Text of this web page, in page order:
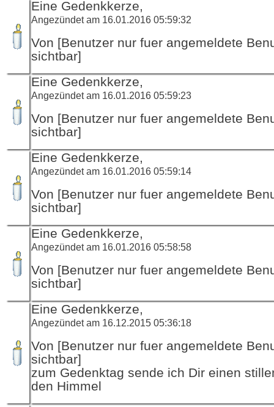
Eine Gedenkkerze,
Angezündet am 16.01.2016 05:59:32
Von [Benutzer nur fuer angemeldete
sichtbar]
Eine Gedenkkerze,
Angezündet am 16.01.2016 05:59:23
Von [Benutzer nur fuer angemeldete
sichtbar]
Eine Gedenkkerze,
Angezündet am 16.01.2016 05:59:14
Von [Benutzer nur fuer angemeldete
sichtbar]
Eine Gedenkkerze,
Angezündet am 16.01.2016 05:58:58
Von [Benutzer nur fuer angemeldete
sichtbar]
Eine Gedenkkerze,
Angezündet am 16.12.2015 05:36:18
Von [Benutzer nur fuer angemeldete
sichtbar]
zum Gedenktag sende ich Dir einen
den Himmel